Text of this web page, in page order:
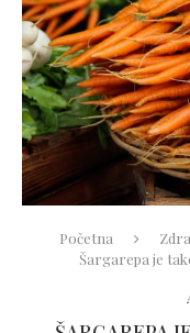
Početna
Šargarepa je